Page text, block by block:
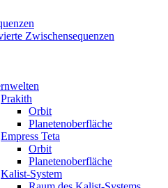
Zwischensequenzen
Prakith
Orbit
Planetenoberfläche
Empress Teta
Orbit
Planetenoberfläche
Kalist-System